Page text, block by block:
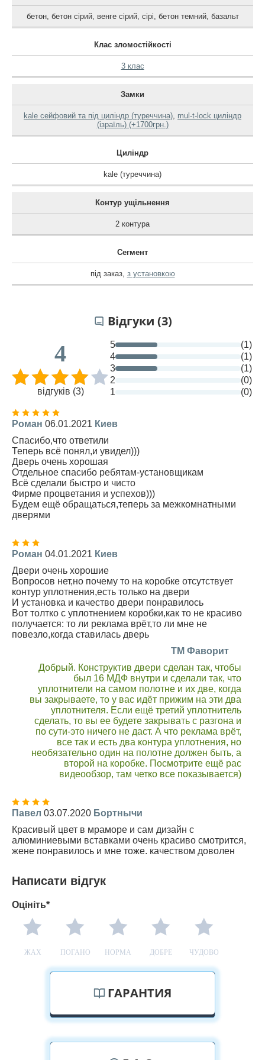
бетон, бетон сірий, венге сірий, сірі бетон темний, базальт
Клас зломостійкості
3 клас
Замки
kale сейфовий та під циліндр (туреччина) mul-t-lock циліндр
(ізраїль) (+1700грн.)
Циліндр
kale (туреччина)
Контур ущільнення
2 контура
Сегмент
під заказ, з установкою
Відгуки (3)
4
відгуків (3)
5
(1)
4
(1)
3
(1)
2
(0)
1
(0)
Роман 06.01.2021 Киев
Спасибо,что ответили
Теперь всё понял,и увидел)))
Дверь очень хорошая
Отдельное спасибо ребятам-установщикам
Всё сделали быстро и чисто
Фирме процветания и успехов)))
Будем ещё обращаться,теперь за межкомнатными
дверями
Роман 04.01.2021 Киев
Двери очень хорошие
Вопросов нет,но почему то на коробке отсутствует
контур уплотнения,есть только на двери
И установка и качество двери понравилось
Вот толтко с уплотнением коробки,как то не красиво
получается: то ли реклама врёт,то ли мне не
повезло,когда ставилась дверь
TM Фаворит
Добрый. Конструктив двери сделан так, чтобы
был 16 МДФ внутри и сделали так, что
уплотнители на самом полотне и их две, когда
вы закрываете, то у вас идёт прижим на эти два
уплотнителя. Если ещё третий уплотнитель
сделать, то вы ее будете закрывать с разгона и
по сути-это ничего не даст. А что реклама врёт,
все так и есть два контура уплотнения, но
необязательно один на полотне должен быть, а
второй на коробке. Посмотрите ещё рас
видеообзор, там четко все показывается)
Павел 03.07.2020 Бортнычи
Красивый цвет в мраморе и сам дизайн с
алюминиевыми вставками очень красиво смотрится,
жене понравилось и мне тоже. качеством доволен
Написати відгук
Оцініть*
ЖАХ ПОГАНО НОРМА ДОБРЕ ЧУДОВО
ГАРАНТИЯ